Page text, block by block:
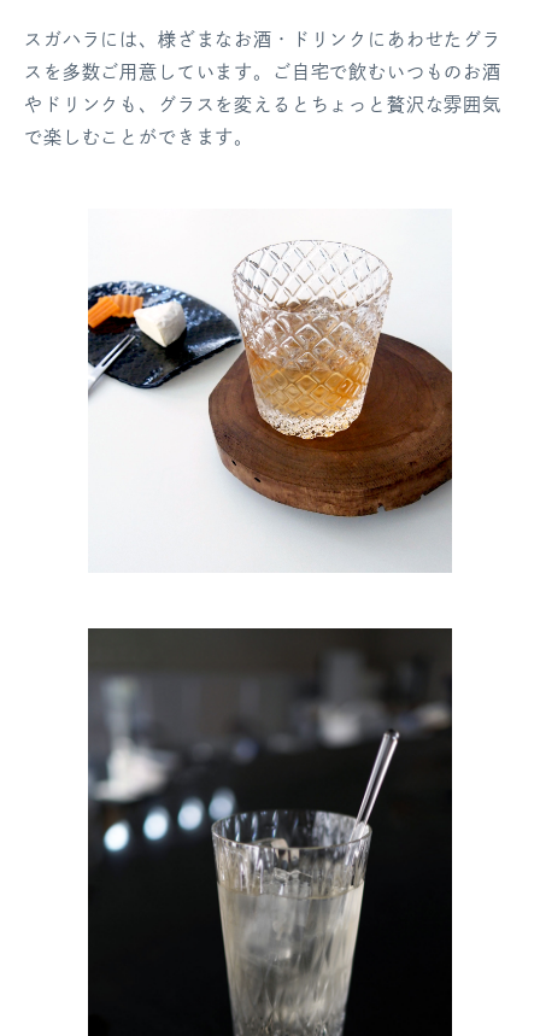
スガハラには、様ざまなお酒・ドリンクにあわせたグラ
スを多数ご用意しています。ご自宅で飲むいつものお酒
やドリンクも、グラスを変えるとちょっと贅沢な雰囲気
で楽しむことができます。